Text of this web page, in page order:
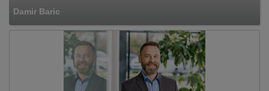
Damir Baric